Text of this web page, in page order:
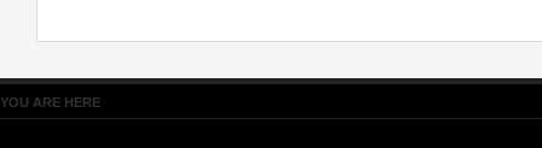
YOU ARE HERE